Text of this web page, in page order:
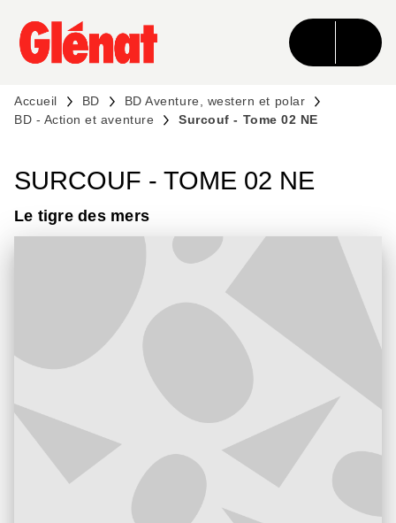
MENU RECHERCHE CONTENU
PIED DE PAGE
Accueil BD
BD Aventure, western et polar
BD - Action et aventure
Surcouf - Tome 02 NE
SURCOUF - TOME 02 NE
Le tigre des mers